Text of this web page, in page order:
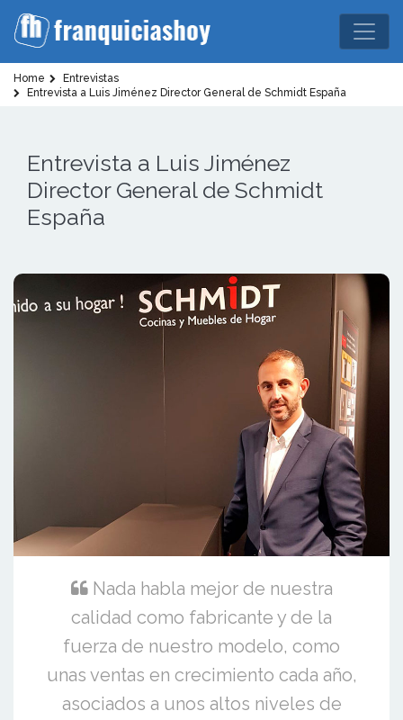
Home
Entrevistas
Entrevista a Luis Jiménez Director General de Schmidt España
Entrevista a Luis Jiménez
Director General de Schmidt
España
Nada habla mejor de nuestra
calidad como fabricante y de la
fuerza de nuestro modelo, como
unas ventas en crecimiento cada año,
asociados a unos altos niveles de